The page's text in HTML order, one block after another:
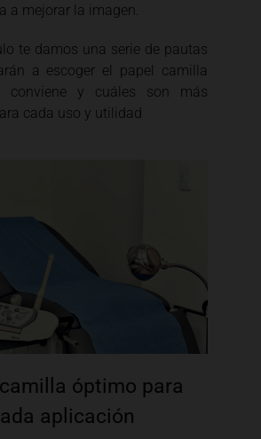
a mejorar la imagen.
te damos una serie de pautas
a escoger el papel camilla
conviene y cuáles son más
cada uso y utilidad
óptimo para
aplicación